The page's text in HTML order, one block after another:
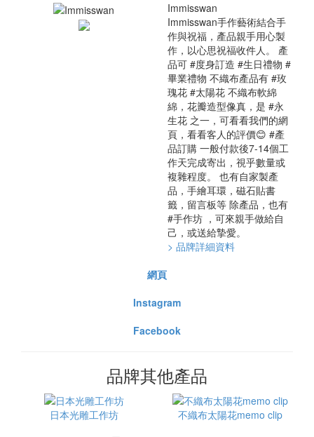
Immisswan
Immisswan手作藝術結合手
作與祝福，產品親手用心製
作，以心思祝福收件人。 產
品可 #度身訂造 #生日禮物 #
畢業禮物 不織布產品有 #玫
瑰花 #太陽花 不織布軟綿
綿，花瓣造型像真，是 #永
生花 之一，可看看我們的網
頁，看看客人的評價😊 #產
品訂購 一般付款後7-14個工
作天完成寄出，視乎數量或
複雜程度。 也有自家製產
品，手繪耳環，磁石貼書
籤，留言板等 除產品，也有
#手作坊 ，可來親手做給自
己，或送給摯愛。
> 品牌詳細資料
網頁
Instagram
Facebook
品牌其他產品
日本光雕工作坊 不織布太陽花memo clip